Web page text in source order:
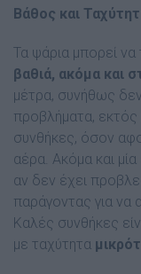
Βάθος και
Τα ψάρια μπορεί
βαθιά, ακόμα και
μέτρα, συνήθως δεν
προβλήματα, εκτός
συνθήκες, όσον
αέρα. Ακόμα και
αν δεν έχει
παράγοντας για να
Καλές συνθήκες
με ταχύτητα